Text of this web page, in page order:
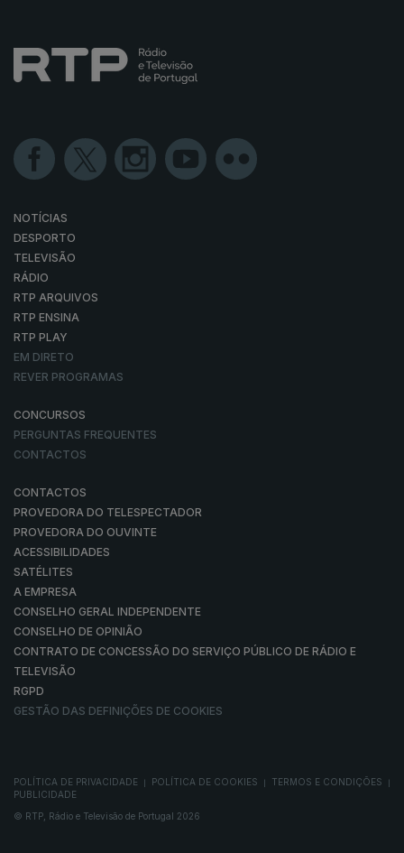
NOTÍCIAS
DESPORTO
TELEVISÃO
RÁDIO
RTP ARQUIVOS
RTP ENSINA
RTP PLAY
EM DIRETO
REVER PROGRAMAS
CONCURSOS
PERGUNTAS FREQUENTES
CONTACTOS
CONTACTOS
PROVEDORA DO TELESPECTADOR
PROVEDORA DO OUVINTE
ACESSIBILIDADES
SATÉLITES
A EMPRESA
CONSELHO GERAL INDEPENDENTE
CONSELHO DE OPINIÃO
CONTRATO DE CONCESSÃO DO SERVIÇO PÚBLICO DE RÁDIO E
TELEVISÃO
RGPD
GESTÃO DAS DEFINIÇÕES DE COOKIES
POLÍTICA DE PRIVACIDADE POLÍTICA DE COOKIES TERMOS E CONDIÇÕES
PUBLICIDADE
© RTP, Rádio e Televisão de Portugal 2026